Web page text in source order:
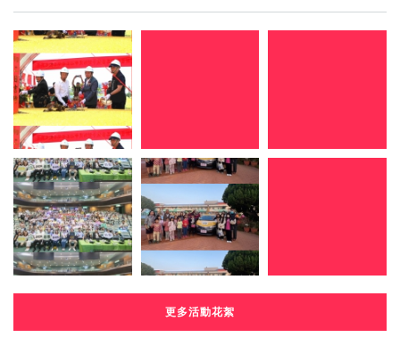
更多活動花絮